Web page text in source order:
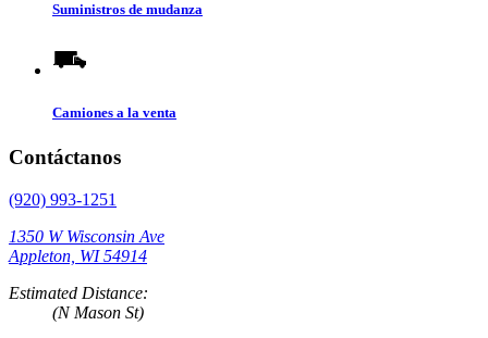
Suministros de mudanza
Camiones a la venta
Contáctanos
(920) 993-1251
1350 W Wisconsin Ave
Appleton, WI 54914
Estimated Distance:
(N Mason St)